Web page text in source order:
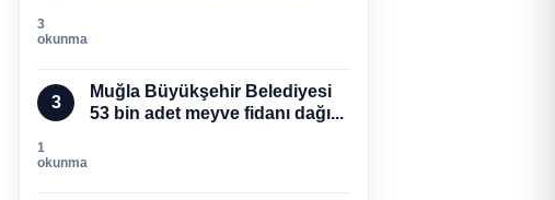
3
okunma
3
Muğla Büyükşehir Belediyesi
53 bin adet meyve fidanı dağı...
1
okunma